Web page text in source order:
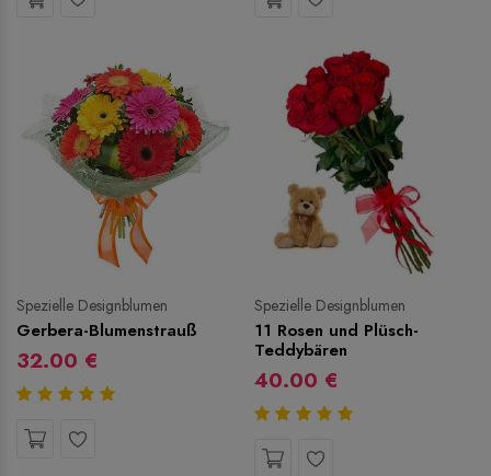
Spezielle Designblumen
Gerbera-Blumenstrauß
32.00 €
Spezielle Designblumen
11 Rosen und Plüsch-
Teddybären
40.00 €